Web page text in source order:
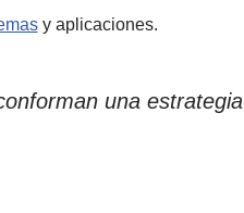
y aplicaciones.
una estrategia